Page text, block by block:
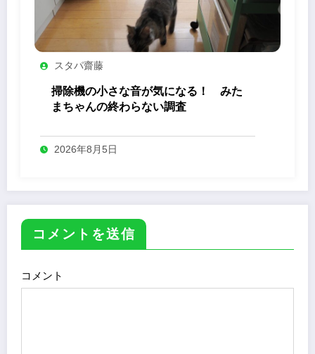
スタパ齋藤
掃除機の小さな音が気になる！ みた
まちゃんの終わらない調査
2026年8月5日
コメントを送信
コメント